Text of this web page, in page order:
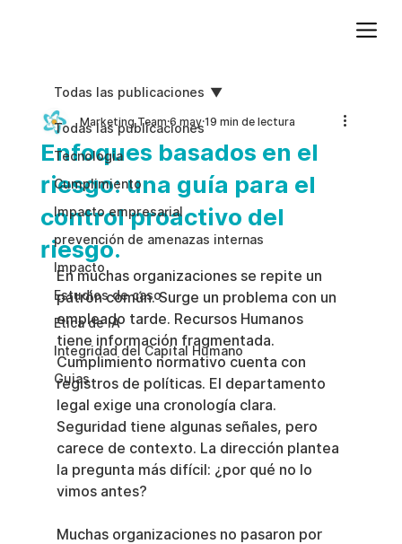
Todas las publicaciones
Tecnologia
Cumplimiento
Impacto empresarial
prevención de amenazas internas
Impacto
Estudios de caso
Etica de IA
Integridad del Capital Humano
Guias
Todas las publicaciones
Enfoques basados en el
riesgo: una guía para el
control proactivo del
riesgo.
Marketing Team 6 may 19 min de lectura
En muchas organizaciones se repite un
patrón común. Surge un problema con un
empleado tarde. Recursos Humanos
tiene información fragmentada.
Cumplimiento normativo cuenta con
registros de políticas. El departamento
legal exige una cronología clara.
Seguridad tiene algunas señales, pero
carece de contexto. La dirección plantea
la pregunta más difícil: ¿por qué no lo
vimos antes?
Muchas organizaciones no pasaron por